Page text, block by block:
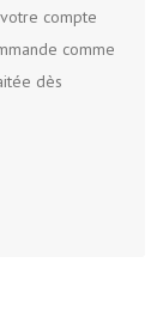
compte
comme
dès